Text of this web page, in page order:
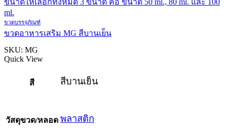
ขวดบรรจุภัณฑ์
ขวดอาหารเสริม MG สีบานเย็น
SKU: MG
Quick View
สี สีบานเย็น
วัสดุขวด/หลอด พลาสติก